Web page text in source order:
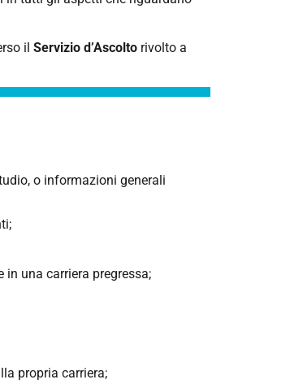
il Servizio d’Ascolto rivolto a
o informazioni generali
una carriera pregressa;
propria carriera;